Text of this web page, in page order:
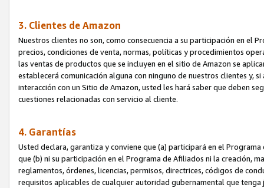
3. Clientes de Amazon
Nuestros clientes no son, como consecuencia a su participación en el
precios, condiciones de venta, normas, políticas y procedimientos
las ventas de productos que se incluyen en el sitio de Amazon se
establecerá comunicación alguna con ninguno de nuestros clientes y,
interacción con un Sitio de Amazon, usted les hará saber que deben
cuestiones relacionadas con servicio al cliente.
4. Garantías
Usted declara, garantiza y conviene que (a) participará en el
que (b) ni su participación en el Programa de Afiliados ni la creación,
reglamentos, órdenes, licencias, permisos, directrices, códigos de
requisitos aplicables de cualquier autoridad gubernamental que